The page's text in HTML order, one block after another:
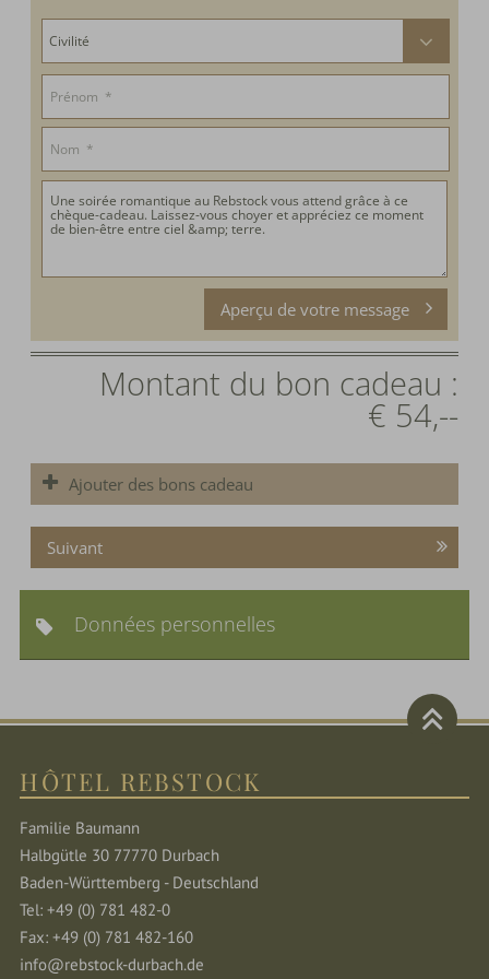
Aperçu de votre message
Montant du bon cadeau :
€ 54,--
Ajouter des bons cadeau
Suivant
Données personnelles
HÔTEL REBSTOCK
Familie Baumann
Halbgütle 30 77770 Durbach
Baden-Württemberg - Deutschland
Tel: +49 (0) 781 482-0
Fax: +49 (0) 781 482-160
info@rebstock-durbach.de